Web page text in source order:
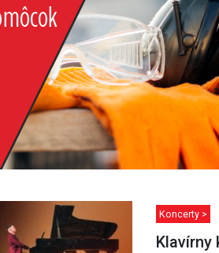
Koncerty >
Klavírny